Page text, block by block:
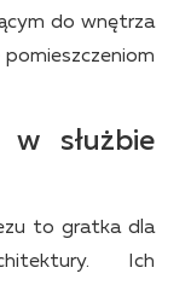
do wnętrza
służbie
to gratka dla
Ich